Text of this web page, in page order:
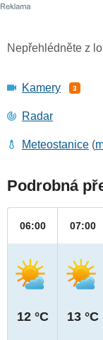
Nepřehlédněte z
Kamery 3
Radar
Meteostanice (
Podrobná
06:00
12 °C
07:00
13 °C